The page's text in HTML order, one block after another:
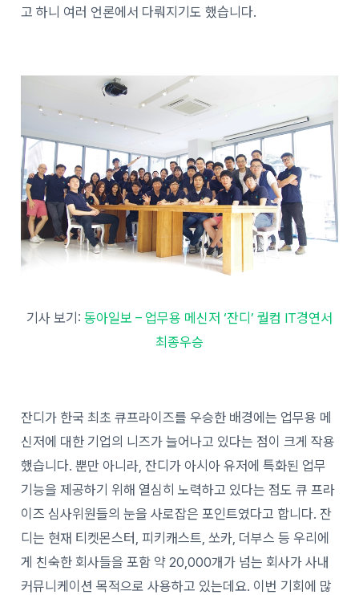
고 하니 여러 언론에서 다뤄지기도 했습니다.
기사 보기: 동아일보 – 업무용 메신저 ‘잔디’ 퀄컴 IT경연서
최종우승
잔디가 한국 최초 큐프라이즈를 우승한 배경에는 업무용 메
신저에 대한 기업의 니즈가 늘어나고 있다는 점이 크게 작용
했습니다. 뿐만 아니라, 잔디가 아시아 유저에 특화된 업무
기능을 제공하기 위해 열심히 노력하고 있다는 점도 큐 프라
이즈 심사위원들의 눈을 사로잡은 포인트였다고 합니다. 잔
디는 현재 티켓몬스터, 피키캐스트, 쏘카, 더부스 등 우리에
게 친숙한 회사들을 포함 약 20,000개가 넘는 회사가 사내
커뮤니케이션 목적으로 사용하고 있는데요. 이번 기회에 많